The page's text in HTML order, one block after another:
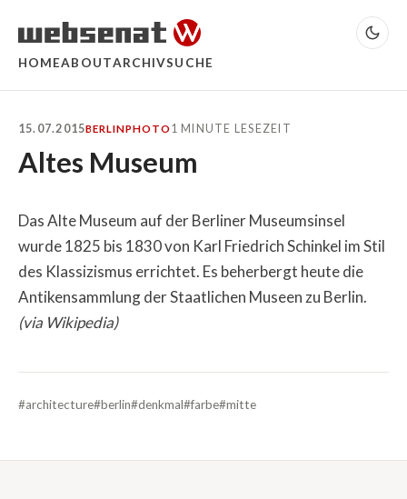
HOMEABOUTARCHIVSUCHE
15.07.2015BERLINPHOTO 1 MINUTE LESEZEIT
Altes Museum
Das Alte Museum auf der Berliner Museumsinsel
wurde 1825 bis 1830 von Karl Friedrich Schinkel im Stil
des Klassizismus errichtet. Es beherbergt heute die
Antikensammlung der Staatlichen Museen zu Berlin.
(via Wikipedia)
#architecture#berlin#denkmal#farbe#mitte